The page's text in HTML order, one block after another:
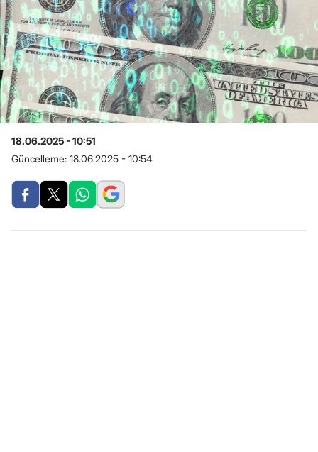
18.06.2025 - 10:51
Güncelleme: 18.06.2025 - 10:54